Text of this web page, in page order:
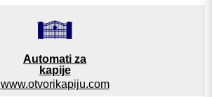
Automati za
kapije
www.otvorikapiju.com